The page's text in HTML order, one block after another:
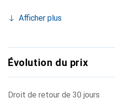
Afficher plus
Évolution du prix
Droit de retour de 30 jours